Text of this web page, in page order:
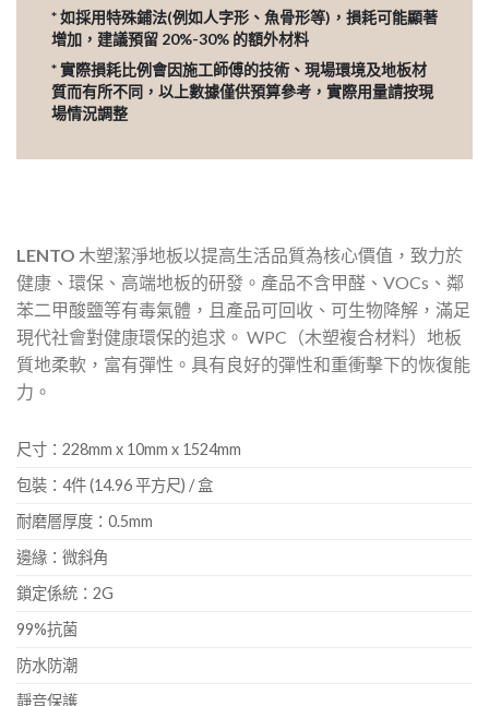
* 如採用特殊鋪法(例如人字形、魚骨形等)，損耗可能顯著
增加，建議預留 20%-30% 的額外材料
* 實際損耗比例會因施工師傅的技術、現場環境及地板材
質而有所不同，以上數據僅供預算參考，實際用量請按現
場情況調整
LENTO 木塑潔淨地板以提高生活品質為核心價值，致力於
健康、環保、高端地板的研發。產品不含甲醛、VOCs、鄰
苯二甲酸鹽等有毒氣體，且產品可回收、可生物降解，滿足
現代社會對健康環保的追求。 WPC（木塑複合材料）地板
質地柔軟，富有彈性。具有良好的彈性和重衝擊下的恢復能
力。
尺寸：228mm x 10mm x 1524mm
包裝：4件 (14.96 平方尺) / 盒
耐磨層厚度：0.5mm
邊緣：微斜角
鎖定係統：2G
99%抗菌
防水防潮
靜音保護